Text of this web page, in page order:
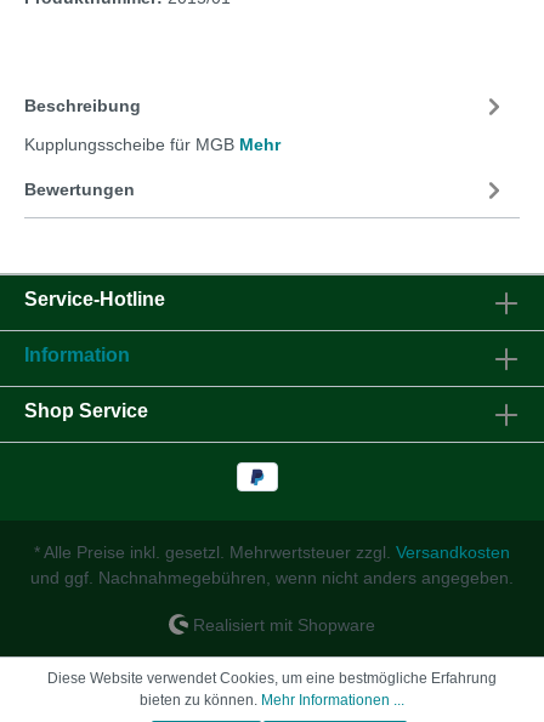
Beschreibung
Kupplungsscheibe für MGB Mehr
Bewertungen
Service-Hotline
Information
Shop Service
* Alle Preise inkl. gesetzl. Mehrwertsteuer zzgl. Versandkosten
und ggf. Nachnahmegebühren, wenn nicht anders angegeben.
Realisiert mit Shopware
Diese Website verwendet Cookies, um eine bestmögliche Erfahrung
bieten zu können. Mehr Informationen ...